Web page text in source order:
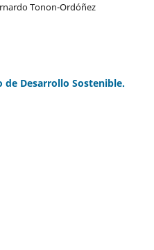
Tonon-Ordóñez
Desarrollo Sostenible.